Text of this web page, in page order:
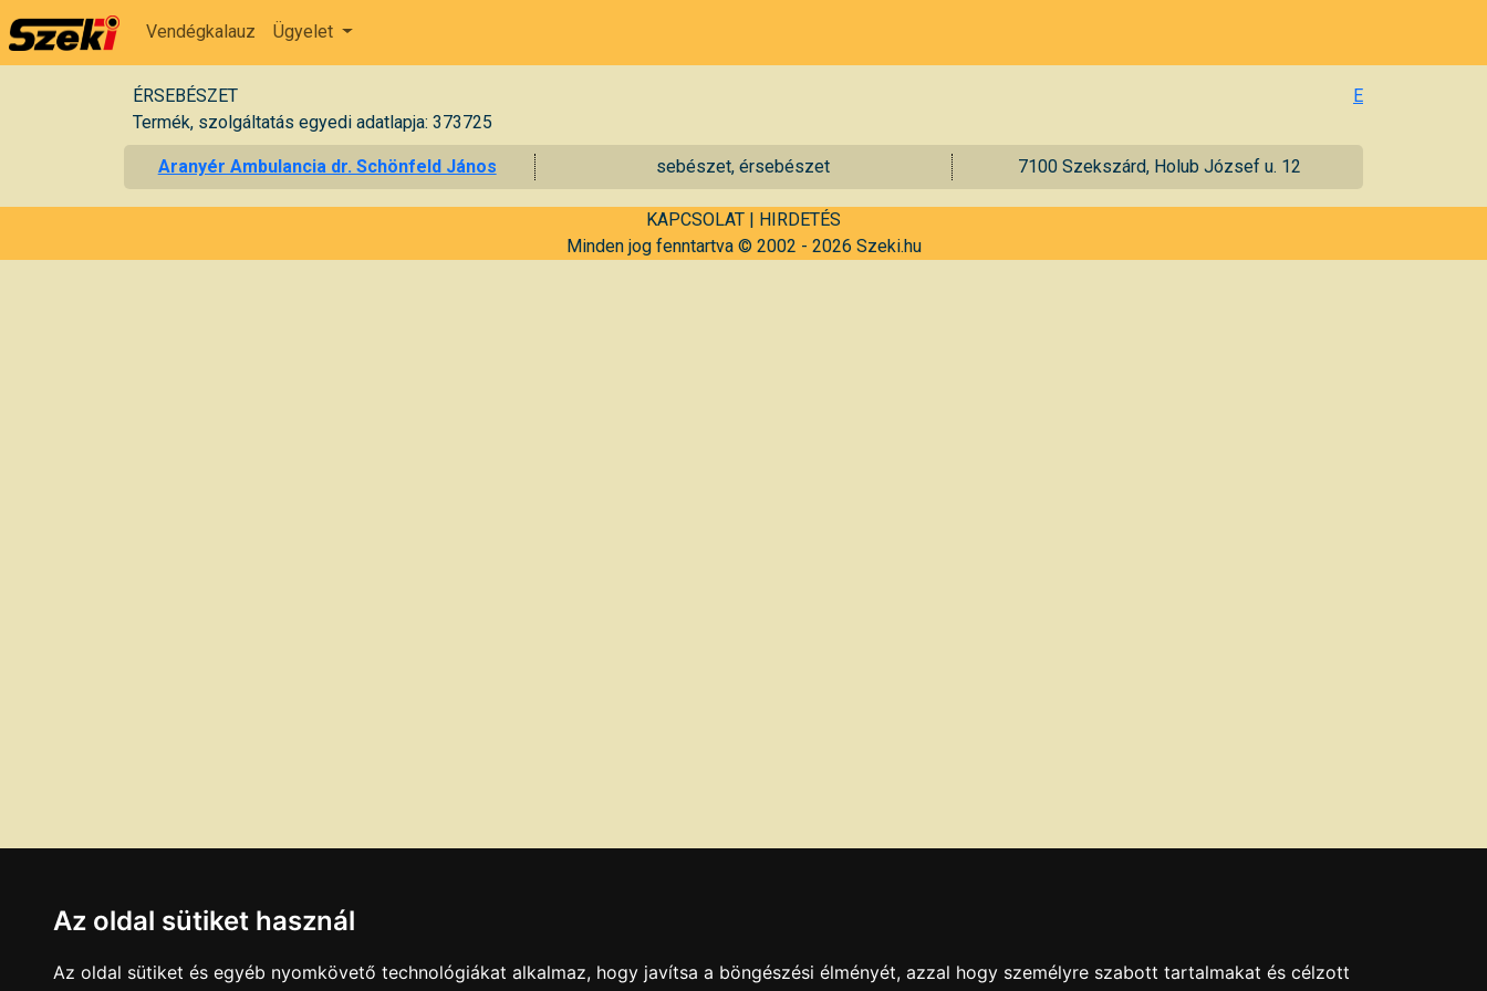
Vendégkalauz Ügyelet
ÉRSEBÉSZET
E
Termék, szolgáltatás egyedi adatlapja: 373725
Aranyér Ambulancia dr. Schönfeld János sebészet, érsebészet 7100 Szekszárd, Holub József u. 12
KAPCSOLAT | HIRDETÉS
Minden jog fenntartva © 2002 - 2026 Szeki.hu
Az oldal sütiket használ
Az oldal sütiket és egyéb nyomkövető technológiákat alkalmaz, hogy javítsa a böngészési élményét, azzal hogy személyre szabott tartalmakat és célzott